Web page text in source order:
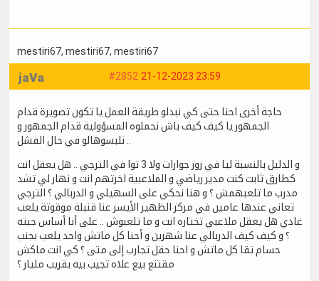
mestiri67, mestiri67, mestiri67
#2852 21-12-2023 23:59
jaVa
حاجة أخرى احنا حتى كي نبدلو طريقة العمل يا تكون تصويرة قدام
الجمهور يا كيف كيف باش نحملوه المسؤولية قدام الجمهور و
و الدليل بالنسبة ليا في زوز جوارات ولا 3 توا في الترجي .. هل يعقل انت
كطارق ثابت كنت مدير رياضي و الملاعبية اخرتهم انت و نهار لي تشد
مدرب ما تلعبهمش ؟ و هنا نحكي على السهيلي و الدربالي ؟ الترجي
تعاني عندها عامين في مركز الظهير الأيسر عنا قنبلة موقوتة يلعب
غادي هل يعقل ملاعبي تختاره انت و ما تلعبوش .. على أنا أساس جبته
؟ و كيف كيف الدربالي عنا شهرين و أحنا كل ماتش واحد يلعب بجنب
حسام تقا كل ماتش و احنا حقل تجارب إلى متى ؟ كي انت ماكش
مقتنع بيع علاه تجيب بيه بقريب مليار ؟